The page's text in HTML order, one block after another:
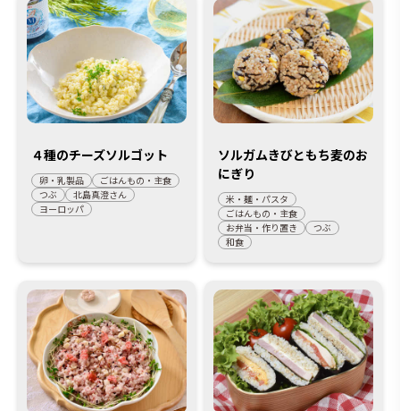
４種のチーズソルゴット
卵・乳製品
ごはんもの・主食
つぶ
北島真澄さん
ヨーロッパ
ソルガムきびともち麦のお
にぎり
米・麺・パスタ
ごはんもの・主食
お弁当・作り置き
つぶ
和食